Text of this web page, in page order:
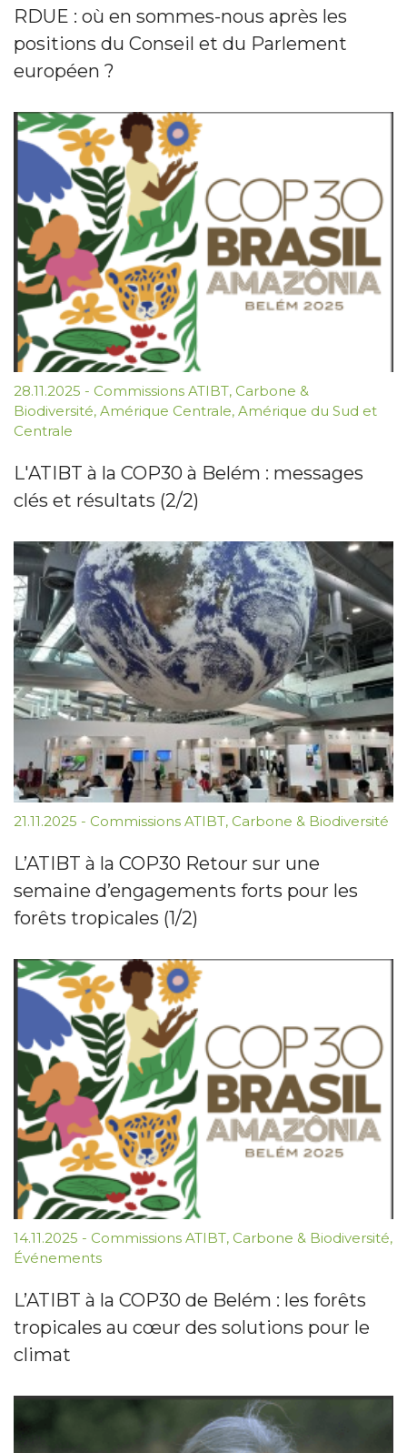
RDUE : où en sommes-nous après les
positions du Conseil et du Parlement
européen ?
28.11.2025 - Commissions ATIBT, Carbone &
Biodiversité, Amérique Centrale, Amérique du Sud et
Centrale
L'ATIBT à la COP30 à Belém : messages
clés et résultats (2/2)
21.11.2025 - Commissions ATIBT, Carbone & Biodiversité
L’ATIBT à la COP30 Retour sur une
semaine d’engagements forts pour les
forêts tropicales (1/2)
14.11.2025 - Commissions ATIBT, Carbone & Biodiversité,
Événements
L’ATIBT à la COP30 de Belém : les forêts
tropicales au cœur des solutions pour le
climat